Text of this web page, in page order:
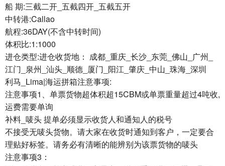
船 期:三截二开_五截四开_五截五开
中转港:Callao
航程:36DAY(不含中转时间)
体积比:1:1000
进仓类型:进仓收货地： 成都_重庆_长沙_东莞_佛山_广州_
江门_泉州_汕头_顺德_厦门_阳江_肇庆_中山_珠海_深圳
利马_Lima|海运拼箱注意事项:
注意事项1、单票货物超体积超15CBM或单票重量超过4吨收,
运费需要单询
补料_唛头 提单必须显示收货人和通知人的税号
不接受无唛头货物。请大家在收货时通知到客户，一定要合
理贴好标签。请务必有清晰的能辨别为该票货物的唛头
注意事项3：